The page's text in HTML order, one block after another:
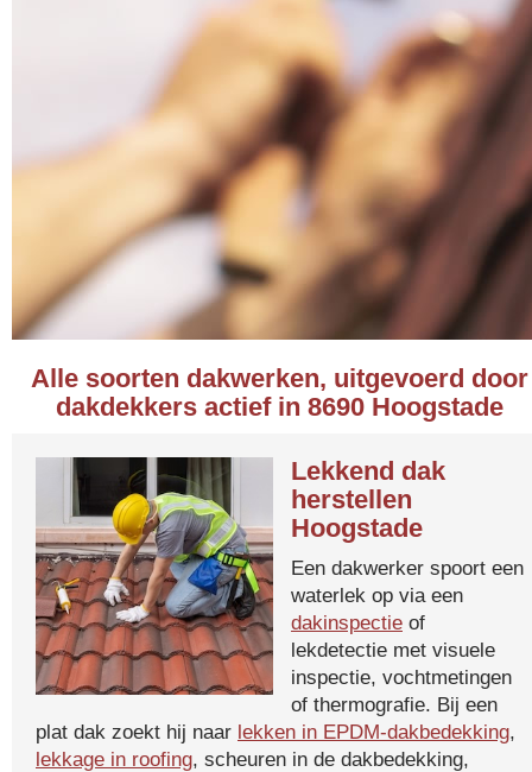
Alle soorten dakwerken, uitgevoerd door
dakdekkers actief in 8690 Hoogstade
Lekkend dak
herstellen
Hoogstade
Een dakwerker spoort een
waterlek op via een
dakinspectie of
lekdetectie met visuele
inspectie, vochtmetingen
of thermografie. Bij een
plat dak zoekt hij naar lekken in EPDM-dakbedekking,
lekkage in roofing, scheuren in de dakbedekking,